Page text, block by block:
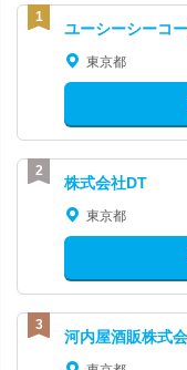
ユーシーシーコ
東京都
株式会社DT
東京都
河内屋酒販株式